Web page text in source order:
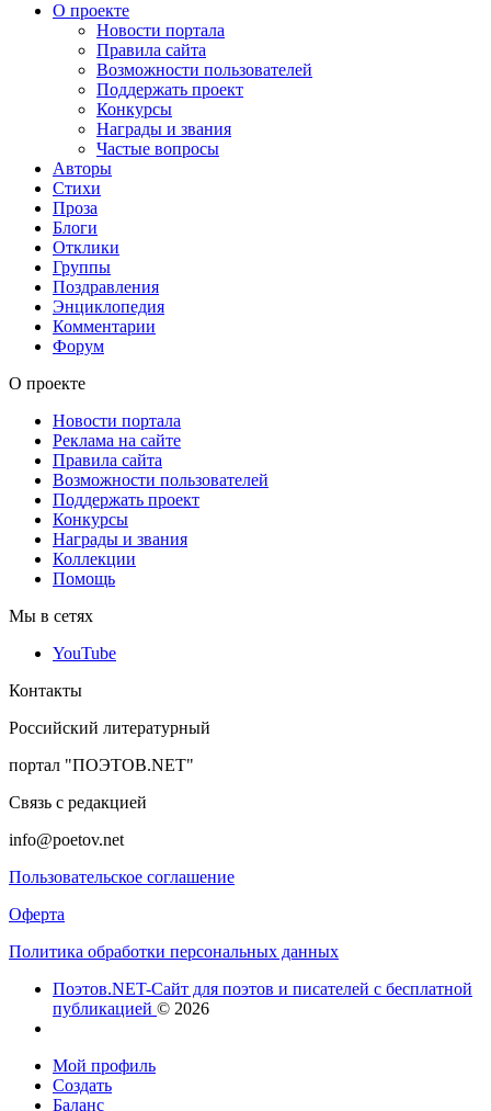
О проекте
Новости портала
Правила сайта
Возможности пользователей
Поддержать проект
Конкурсы
Награды и звания
Частые вопросы
Авторы
Стихи
Проза
Блоги
Отклики
Группы
Поздравления
Энциклопедия
Комментарии
Форум
О проекте
Новости портала
Реклама на сайте
Правила сайта
Возможности пользователей
Поддержать проект
Конкурсы
Награды и звания
Коллекции
Помощь
Мы в сетях
YouTube
Контакты
Российский литературный
портал "ПОЭТОВ.NET"
Связь с редакцией
info@poetov.net
Пользовательское соглашение
Оферта
Политика обработки персональных данных
Поэтов.NET-Сайт для поэтов и писателей с бесплатной
публикацией © 2026
Мой профиль
Создать
Баланс